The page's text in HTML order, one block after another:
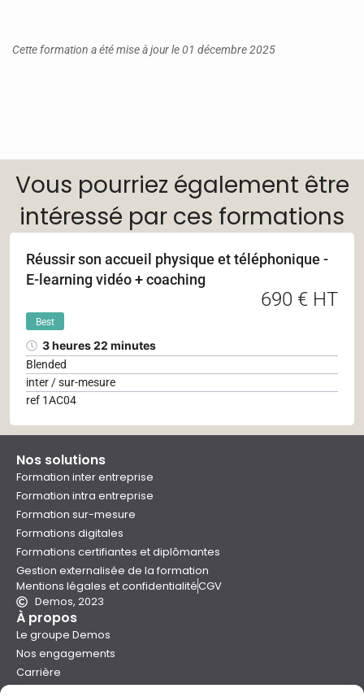
Cette formation a été mise à jour le 01 décembre 2025
Vous pourriez également être
intéressé par ces formations
Réussir son accueil physique et téléphonique -
E-learning vidéo + coaching
690 € HT
Best
3 heures 22 minutes
Blended
inter / sur-mesure
ref 1AC04
Nos solutions
Formation inter entreprise
Formation intra entreprise
Formation sur-mesure
Formations digitales
Formations certifiantes et diplômantes
Gestion externalisée de la formation
Mentions légales et confidentialitéCGV
Demos, 2023
À propos
Le groupe Demos
Nos engagements
Carrière